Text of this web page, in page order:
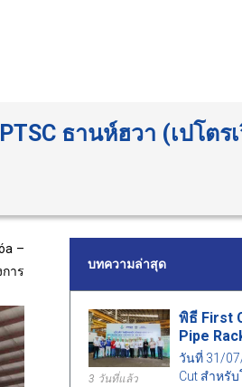
ธานห์ฮวา (เปโตร
–
าร
บทความล่าสุด
3 วันที่แล้ว
พิธี First
Pipe
ไฟฟ้าพลั
วันที่ 31/
Cut สำหรั